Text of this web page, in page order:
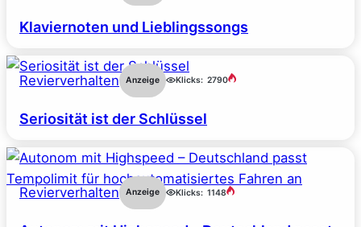
Klaviernoten und Lieblingssongs
Revierverhalten Anzeige Klicks: 2790
Seriosität ist der Schlüssel
Revierverhalten Anzeige Klicks: 1148